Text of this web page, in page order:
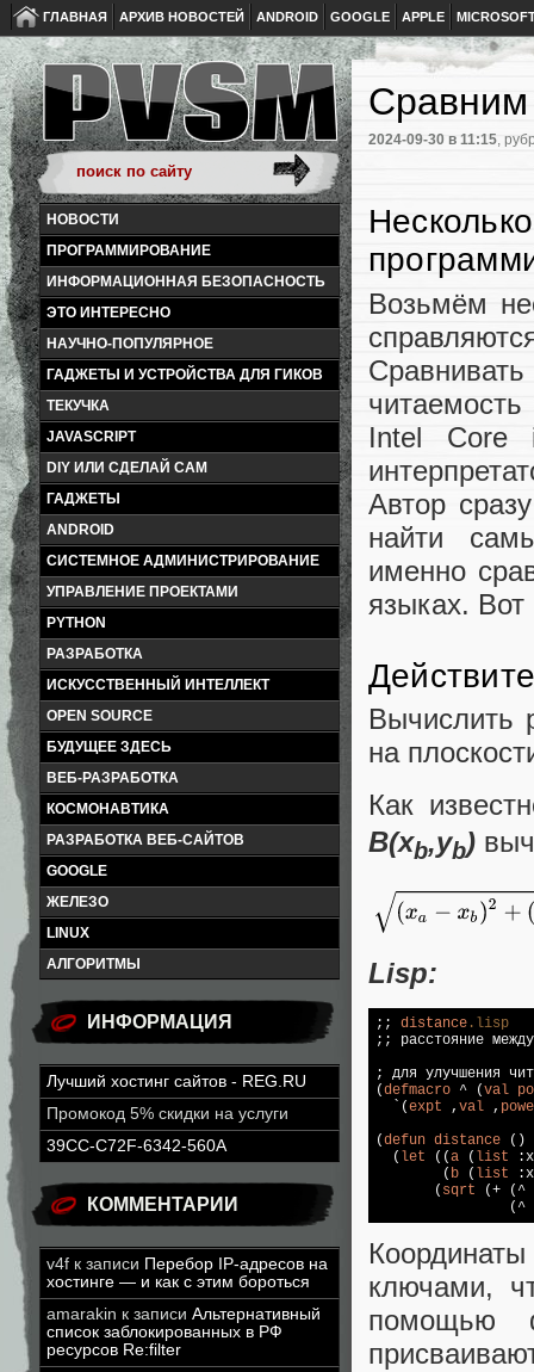
ГЛАВНАЯ АРХИВ НОВОСТЕЙ ANDROID GOOGLE APPLE
НОВОСТИ
ПРОГРАММИРОВАНИЕ
ИНФОРМАЦИОННАЯ БЕЗОПАСНОСТЬ
ЭТО ИНТЕРЕСНО
НАУЧНО-ПОПУЛЯРНОЕ
ГАДЖЕТЫ И УСТРОЙСТВА ДЛЯ ГИКОВ
ТЕКУЧКА
JAVASCRIPT
DIY ИЛИ СДЕЛАЙ САМ
ГАДЖЕТЫ
ANDROID
СИСТЕМНОЕ АДМИНИСТРИРОВАНИЕ
УПРАВЛЕНИЕ ПРОЕКТАМИ
PYTHON
РАЗРАБОТКА
ИСКУССТВЕННЫЙ ИНТЕЛЛЕКТ
OPEN SOURCE
БУДУЩЕЕ ЗДЕСЬ
ВЕБ-РАЗРАБОТКА
КОСМОНАВТИКА
РАЗРАБОТКА ВЕБ-САЙТОВ
GOOGLE
ЖЕЛЕЗО
LINUX
АЛГОРИТМЫ
ИНФОРМАЦИЯ
Лучший хостинг сайтов - REG.RU
Промокод 5% скидки на услуги
39CC-C72F-6342-560A
КОММЕНТАРИИ
v4f к записи Перебор IP-адресов на
хостинге — и как с этим бороться
amarakin к записи Альтернативный
список заблокированных в РФ
ресурсов Re:filter
Сравним
2024-09-30 в 11:15,
Возьмём
Intel Core
Автор
найти
именно
языках. Вот
Вычислить
на
Как
B(xb,yb)
Lisp:
;; distance .lisp
;; расстояние
; для улучшения
(defmacro ^ (val
  `(
expt , val ,
(defun distance
  (
let ((a ( list
:x
        (
b ( list
:x
       (
sqrt (+ (^
(^
ключами,
помощью